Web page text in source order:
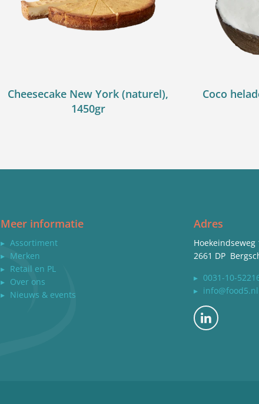
Cheesecake New York (naturel),
1450gr
Coco
Meer informatie
▸ Assortiment
▸ Merken
▸ Retail en PL
▸ Over ons
▸ Nieuws & events
Adres
Hoekeindseweg
2661 DP
▸ 0031-10-
▸ info@food5.nl
Bekijk ons op LinkedIn